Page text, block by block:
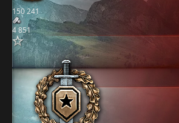
150 241
4 851